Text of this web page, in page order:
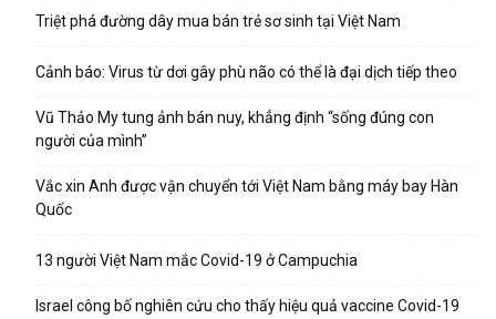
Triệt phá đường dây mua bán trẻ sơ sinh tại Việt Nam
Cảnh báo: Virus từ dơi gây phù não có thể là đại dịch tiếp theo
Vũ Thảo My tung ảnh bán nuy, khẳng định “sống đúng con
người của mình”
Vắc xin Anh được vận chuyển tới Việt Nam bằng máy bay Hàn
Quốc
13 người Việt Nam mắc Covid-19 ở Campuchia
Israel công bố nghiên cứu cho thấy hiệu quả vaccine Covid-19